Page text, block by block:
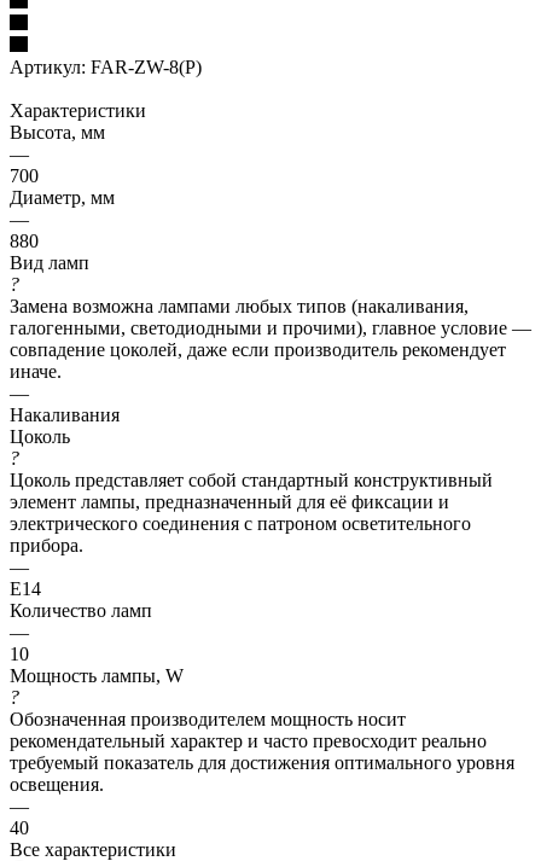
Артикул: FAR-ZW-8(P)
Характеристики
Высота, мм
—
700
Диаметр, мм
—
880
Вид ламп
?
Замена возможна лампами любых типов (накаливания,
галогенными, светодиодными и прочими), главное условие —
совпадение цоколей, даже если производитель рекомендует
иначе.
—
Накаливания
Цоколь
?
Цоколь представляет собой стандартный конструктивный
элемент лампы, предназначенный для её фиксации и
электрического соединения с патроном осветительного
прибора.
—
E14
Количество ламп
—
10
Мощность лампы, W
?
Обозначенная производителем мощность носит
рекомендательный характер и часто превосходит реально
требуемый показатель для достижения оптимального уровня
освещения.
—
40
Все характеристики